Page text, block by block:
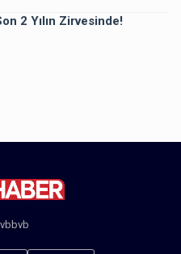
2 Yılın Zirvesinde!